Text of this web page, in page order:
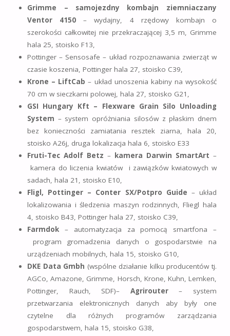
Grimme – samojezdny kombajn ziemniaczany
Ventor 4150 – wydajny, 4 rzędowy kombajn o
szerokości całkowitej nie przekraczającej 3,5 m, Grimme
hala 25, stoisko F13,
Pottinger – Sensosafe – układ rozpoznawania zwierząt w
czasie koszenia, Pottinger hala 27, stoisko C39,
Krone – LiftCab – układ unoszenia kabiny na wysokość
70 cm w sieczkarni polowej, hala 27, stoisko G21,
GSI Hungary Kft – Flexware Grain Silo Unloading
System – system opróżniania silosów z płaskim dnem
bez konieczności zamiatania resztek ziarna, hala 20,
stoisko A26j, druga lokalizacja hala 6, stoisko E33
Fruti-Tec Adolf Betz – kamera Darwin SmartArt –
kamera do liczenia kwiatów i zawiązków kwiatowych w
sadach, hala 21, stoisko E10,
Fligl, Pottinger – Conter SX/Potpro Guide – układ
lokalizowania i śledzenia maszyn rodzinnych, Fliegl hala
4, stoisko B43, Pottinger hala 27, stoisko C39,
Farmdok – automatyzacja za pomocą smartfona –
program gromadzenia danych o gospodarstwie na
urządzeniach mobilnych, hala 15, stoisko G10,
DKE Data Gmbh (wspólne działanie kilku producentów tj.
AGCo, Amazone, Grimme, Horsch, Krone, Kuhn, Lemken,
Pottinger, Rauch, SDF)– Agrirouter– system
przetwarzania elektronicznych danych aby były one
czytelne dla różnych programów zarządzania
gospodarstwem, hala 15, stoisko G38,